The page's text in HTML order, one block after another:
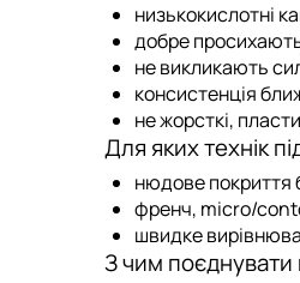
низькокислотні
добре
не викликають
консистенція
не жорсткі,
Для яких технік
нюдове покриття
френч, micro/
швидке
З чим поєднувати